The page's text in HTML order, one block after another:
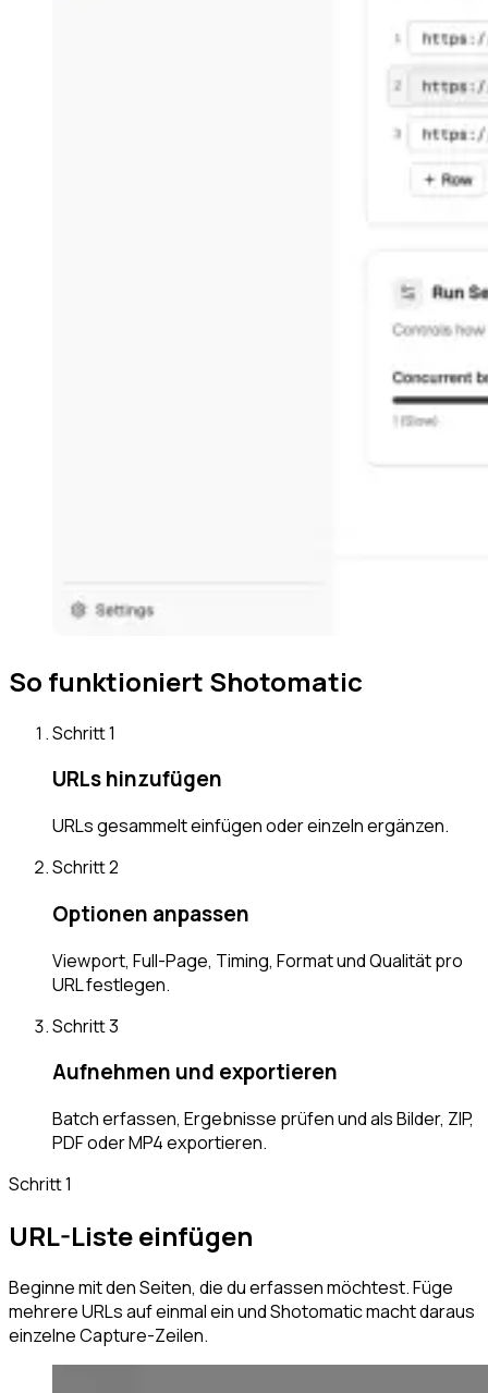
So funktioniert Shotomatic
Schritt1
URLs hinzufügen
URLs gesammelt einfügen oder einzeln ergänzen.
Schritt2
Optionen anpassen
Viewport, Full-Page, Timing, Format und Qualität pro
URL festlegen.
Schritt3
Aufnehmen und exportieren
Batch erfassen, Ergebnisse prüfen und als Bilder, ZIP,
PDF oder MP4 exportieren.
Schritt1
URL-Liste einfügen
Beginne mit den Seiten, die du erfassen möchtest. Füge
mehrere URLs auf einmal ein und Shotomatic macht daraus
einzelne Capture-Zeilen.